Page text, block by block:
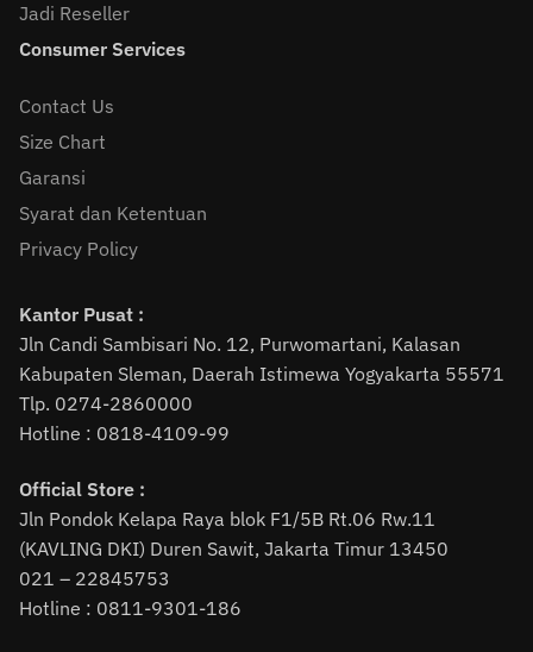
Jadi Reseller
Consumer Services
Contact Us
Size Chart
Garansi
Syarat dan Ketentuan
Privacy Policy
Kantor Pusat :
Jln Candi Sambisari No. 12, Purwomartani, Kalasan
Kabupaten Sleman, Daerah Istimewa Yogyakarta 55571
Tlp. 0274-2860000
Hotline : 0818-4109-99
Official Store :
Jln Pondok Kelapa Raya blok F1/5B Rt.06 Rw.11
(KAVLING DKI) Duren Sawit, Jakarta Timur 13450
021 – 22845753
Hotline : 0811-9301-186